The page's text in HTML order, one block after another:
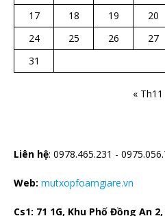
17
18 19 20
24
25 26 27
31
« Th11
Liên hệ: 0978.465.231 -
Web: mutxopfoamgiare.vn
Cs1: 71 1G, Khu Phố Đồng An